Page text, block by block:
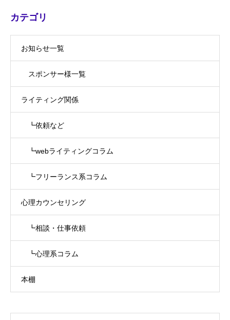
カテゴリ
お知らせ一覧
スポンサー様一覧
ライティング関係
┗依頼など
┗webライティングコラム
┗フリーランス系コラム
心理カウンセリング
┗相談・仕事依頼
┗心理系コラム
本棚